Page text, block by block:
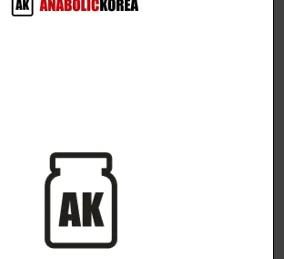
가속 → 고강도 트레이닝에 최적화
20mg
100mg